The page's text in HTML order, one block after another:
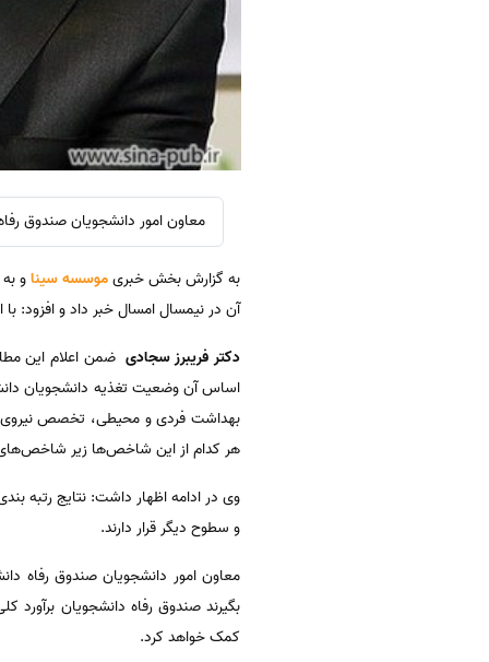
معاون امور دانشجویان صندوق
به گزارش بخش خبریموسسه سیناو
آن در نیمسال امسال خبر داد و افزود:
دکتر فریبرز سجادی
اساس آن وضعیت تغذیه دانشجویان
بهداشت فردی و محیطی، تخصص نیروی
هر کدام از این شاخص‌ها زیر شاخص‌های
و سطوح دیگر قرار دارند.
معاون امور دانشجویان صندوق رفاه
بگیرند صندوق رفاه دانشجویان برآورد
کمک خواهد کرد.